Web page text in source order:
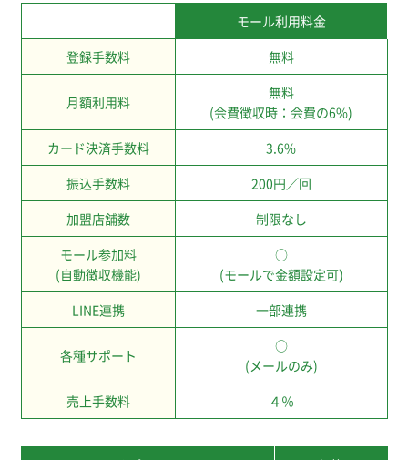
モール利用料金
登録手数料
無料
月額利用料
無料
(会費徴収時：会費の6%)
カード決済手数料
3.6%
振込手数料
200円／回
加盟店舗数
制限なし
モール参加料
(自動徴収機能)
○
(モールで金額設定可)
LINE連携
一部連携
各種サポート
○
(メールのみ)
売上手数料
４％